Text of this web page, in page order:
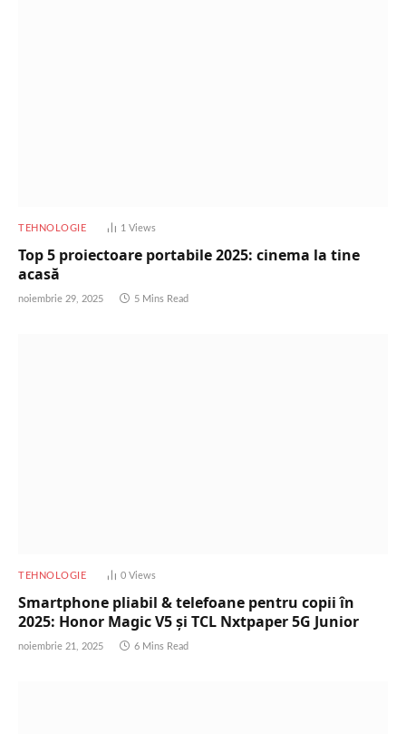
TEHNOLOGIE 1 Views
Top 5 proiectoare portabile 2025: cinema la tine
acasă
noiembrie 29, 2025 5 Mins Read
TEHNOLOGIE 0 Views
Smartphone pliabil & telefoane pentru copii în
2025: Honor Magic V5 și TCL Nxtpaper 5G Junior
noiembrie 21, 2025 6 Mins Read